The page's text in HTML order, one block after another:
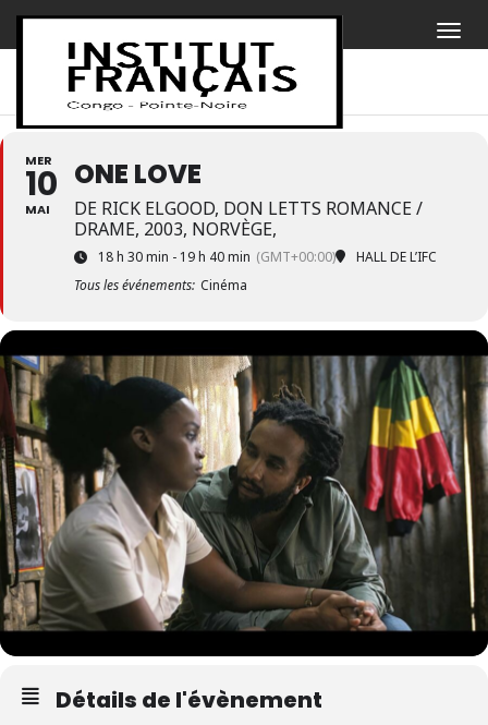
MER
10
MAI
ONE LOVE
DE RICK ELGOOD, DON LETTS ROMANCE /
DRAME, 2003, NORVÈGE,
18 h 30 min - 19 h 40 min (GMT+00:00)
HALL DE L’IFC
Tous les événements: Cinéma
Détails de l'évènement